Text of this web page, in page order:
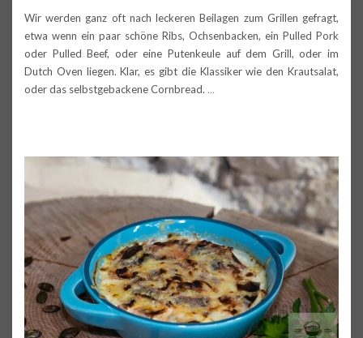
Wir werden ganz oft nach leckeren Beilagen zum Grillen gefragt,
etwa wenn ein paar schöne Ribs, Ochsenbacken, ein Pulled Pork
oder Pulled Beef, oder eine Putenkeule auf dem Grill, oder im
Dutch Oven liegen. Klar, es gibt die Klassiker wie den Krautsalat,
oder das selbstgebackene Cornbread. …